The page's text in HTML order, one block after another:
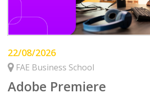
22/08/2026
FAE Business School
Adobe Premiere